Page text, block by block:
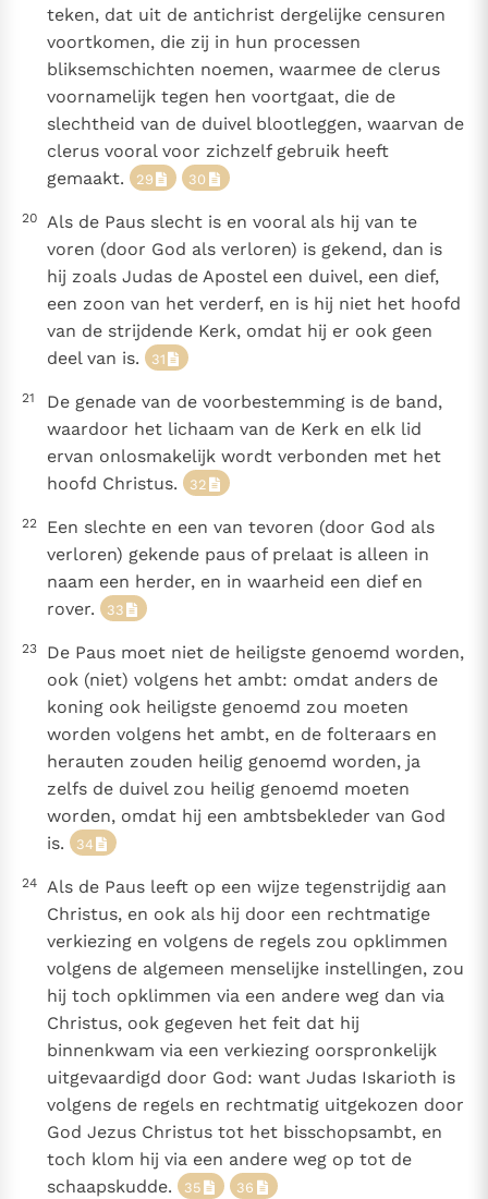
teken, dat uit de antichrist dergelijke censuren
voortkomen, die zij in hun processen
bliksemschichten noemen, waarmee de clerus
voornamelijk tegen hen voortgaat, die de
slechtheid van de duivel blootleggen, waarvan de
clerus vooral voor zichzelf gebruik heeft
gemaakt. 29 30
20
Als de Paus slecht is en vooral als hij van te
voren (door God als verloren) is gekend, dan is
hij zoals Judas de Apostel een duivel, een dief,
een zoon van het verderf, en is hij niet het hoofd
van de strijdende Kerk, omdat hij er ook geen
deel van is. 31
21
De genade van de voorbestemming is de band,
waardoor het lichaam van de Kerk en elk lid
ervan onlosmakelijk wordt verbonden met het
hoofd Christus. 32
22
Een slechte en een van tevoren (door God als
verloren) gekende paus of prelaat is alleen in
naam een herder, en in waarheid een dief en
rover. 33
23
De Paus moet niet de heiligste genoemd worden,
ook (niet) volgens het ambt: omdat anders de
koning ook heiligste genoemd zou moeten
worden volgens het ambt, en de folteraars en
herauten zouden heilig genoemd worden, ja
zelfs de duivel zou heilig genoemd moeten
worden, omdat hij een ambtsbekleder van God
is. 34
24
Als de Paus leeft op een wijze tegenstrijdig aan
Christus, en ook als hij door een rechtmatige
verkiezing en volgens de regels zou opklimmen
volgens de algemeen menselijke instellingen, zou
hij toch opklimmen via een andere weg dan via
Christus, ook gegeven het feit dat hij
binnenkwam via een verkiezing oorspronkelijk
uitgevaardigd door God: want Judas Iskarioth is
volgens de regels en rechtmatig uitgekozen door
God Jezus Christus tot het bisschopsambt, en
toch klom hij via een andere weg op tot de
schaapskudde. 35 36